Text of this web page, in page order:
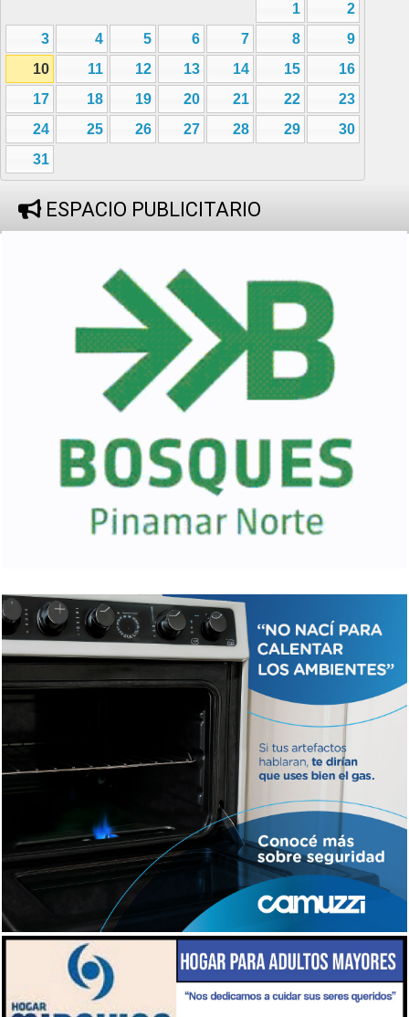
1
2
3
4 5 6 7 8
9
10
11 12 13 14 15
16
17
18 19 20 21 22
23
24
25 26 27 28 29
30
31
ESPACIO PUBLICITARIO